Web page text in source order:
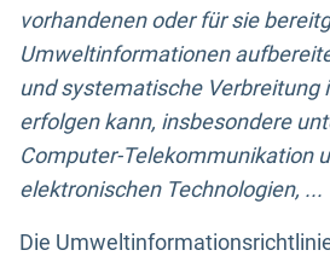
vorhandenen oder für sie
Umweltinformationen
und systematische Verbreitung
erfolgen kann, insbesondere
Computer-Telekommunikation
elektronischen Technologien, ...
Die